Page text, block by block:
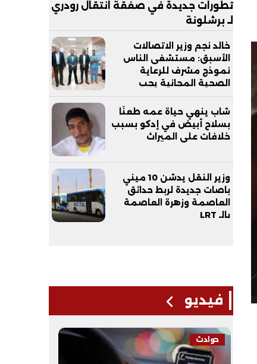
تطورات جديدة في صفقة انتقال رودري
لـ برشلونة
خالد نجم وزير الاتصالات
الأسبق: مستشفى الناس
نموذج مشرف للرعاية
الصحية المجانية يجب
مساندته
شاب ينهي حياة عمه طعنًا
بسلاح أبيض في إدكو بسبب
خلافات على الميراث
وزير النقل يدشن 10 ميني
باصات جديدة لربط حدائق
العاصمة وزهرة العاصمة
بالـ LRT
فيديو
حوادث